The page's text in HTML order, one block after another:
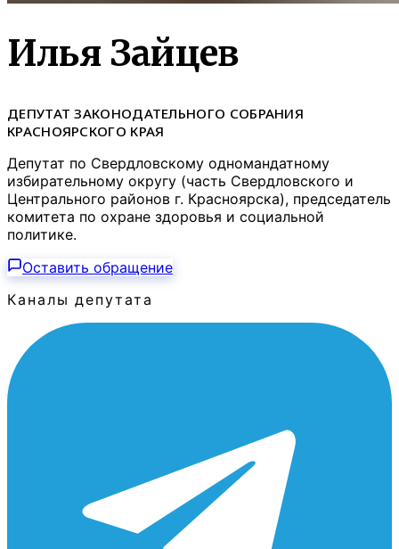
Илья Зайцев
ДЕПУТАТ ЗАКОНОДАТЕЛЬНОГО СОБРАНИЯ
КРАСНОЯРСКОГО КРАЯ
Депутат по Свердловскому одномандатному
избирательному округу (часть Свердловского и
Центрального районов г. Красноярска), председатель
комитета по охране здоровья и социальной
политике.
Оставить обращение
Каналы депутата